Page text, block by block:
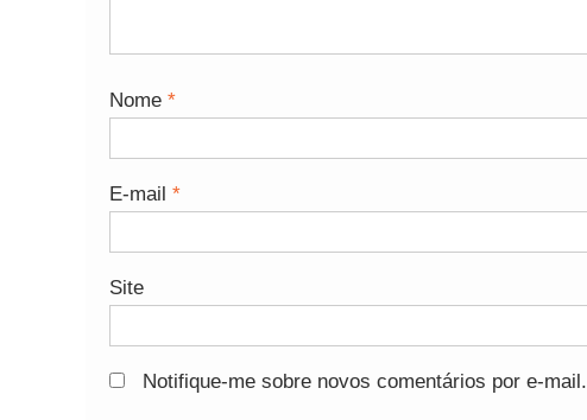
Nome *
E-mail *
Site
Notifique-me sobre novos comentários por e-mail.